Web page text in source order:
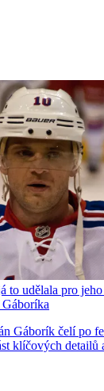
to udělala pro
Gáboríka
Gáborík čelí po
klíčových detailů